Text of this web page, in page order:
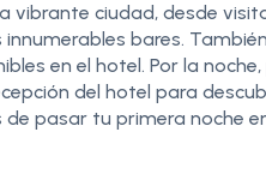
vibrante ciudad, desde
bares.
en el hotel. Por la
del hotel para
pasar tu primera noche